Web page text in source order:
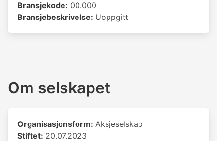
Bransjekode: 00.000
Bransjebeskrivelse: Uoppgitt
Om selskapet
Organisasjonsform: Aksjeselskap
Stiftet: 20.07.2023